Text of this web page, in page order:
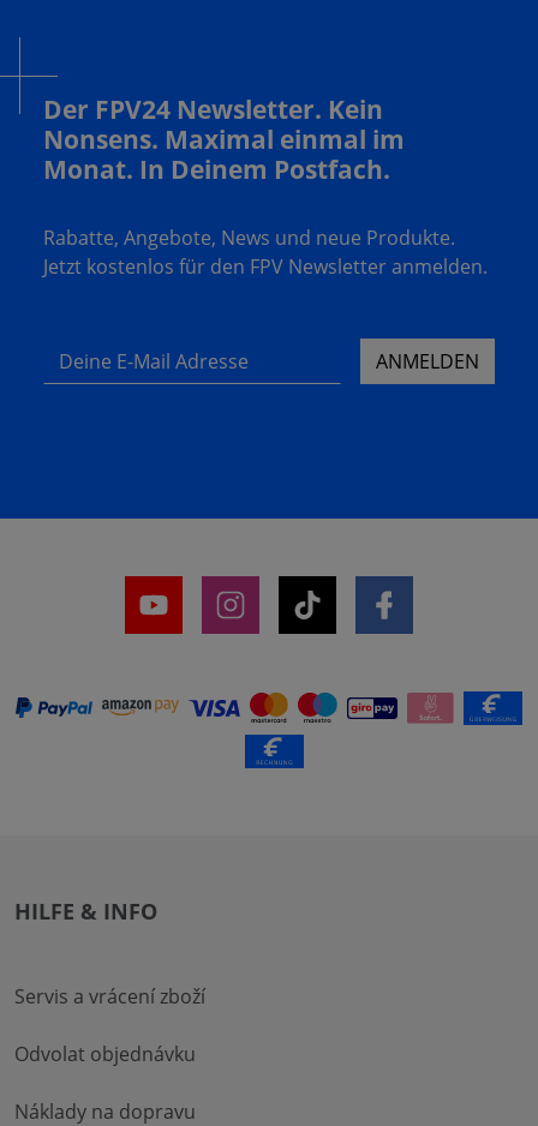
Der FPV24 Newsletter. Kein
Nonsens. Maximal einmal im
Monat. In Deinem Postfach.
Rabatte, Angebote, News und neue Produkte.
Jetzt kostenlos für den FPV Newsletter anmelden.
Deine E-Mail Adresse ANMELDEN
HILFE & INFO
Servis a vrácení zboží
Odvolat objednávku
Náklady na dopravu